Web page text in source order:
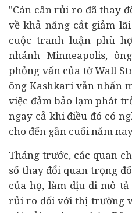
"Cán cân rủi ro đã thay
về khả năng cắt giảm
cuộc tranh luận phù
nhánh Minneapolis,
phỏng vấn của tờ Wall
ông Kashkari vẫn nhấn
việc đảm bảo lạm phát
ngay cả khi điều đó có
cho đến gần cuối năm
Tháng trước, các quan
số thay đổi quan trọng
của họ, làm dịu đi mô
rủi ro đối với thị trường